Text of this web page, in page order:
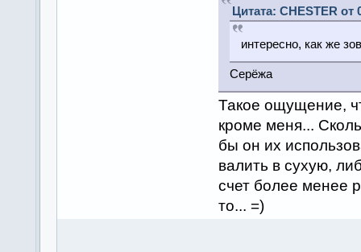
Цитата: CHESTER от
интересно, как же
Серёжа
Такое ощущение,
кроме меня...
бы он их
валить в сухую,
счет более менее
то... =)